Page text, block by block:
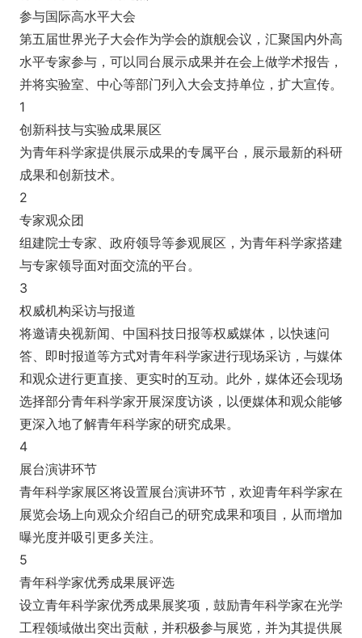
参与国际高水平大会
第五届世界光子大会作为学会的旗舰会议，汇聚国内外高
水平专家参与，可以同台展示成果并在会上做学术报告，
并将实验室、中心等部门列入大会支持单位，扩大宣传。
1
创新科技与实验成果展区
为青年科学家提供展示成果的专属平台，展示最新的科研
成果和创新技术。
2
专家观众团
组建院士专家、政府领导等参观展区，为青年科学家搭建
与专家领导面对面交流的平台。
3
权威机构采访与报道
将邀请央视新闻、中国科技日报等权威媒体，以快速问
答、即时报道等方式对青年科学家进行现场采访，与媒体
和观众进行更直接、更实时的互动。此外，媒体还会现场
选择部分青年科学家开展深度访谈，以便媒体和观众能够
更深入地了解青年科学家的研究成果。
4
展台演讲环节
青年科学家展区将设置展台演讲环节，欢迎青年科学家在
展览会场上向观众介绍自己的研究成果和项目，从而增加
曝光度并吸引更多关注。
5
青年科学家优秀成果展评选
设立青年科学家优秀成果展奖项，鼓励青年科学家在光学
工程领域做出突出贡献，并积极参与展览，并为其提供展